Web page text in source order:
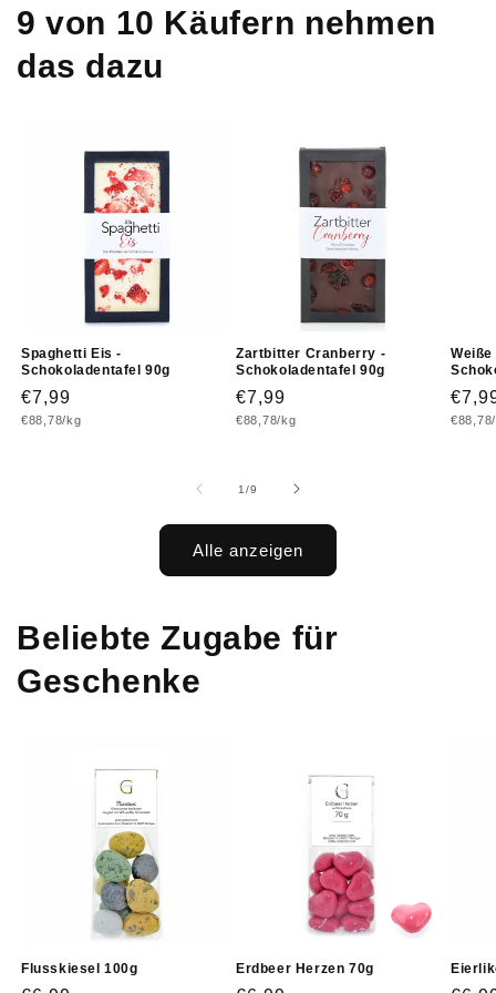
9 von 10 Käufern nehmen
das dazu
Spaghetti Eis -
Schokoladentafel 90g
Normaler
Preis
€7,99
Grundpreis
€88,78/kg
Zartbitter Cranberry -
Schokoladentafel 90g
Normaler
Preis
€7,99
Grundpreis
€88,78/kg
Preis
1/von
9
Alle anzeigen
Beliebte Zugabe für
Geschenke
Flusskiesel 100g Erdbeer Herzen 70g